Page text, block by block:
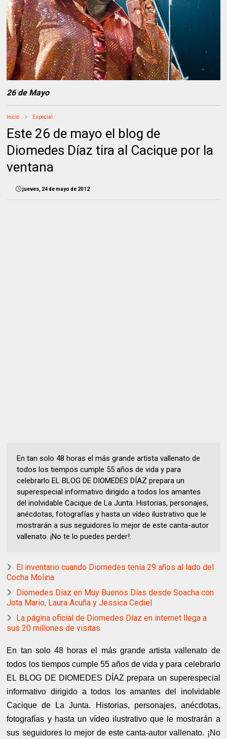
26 de Mayo
Inicio Especial
Este 26 de mayo el blog de
Diomedes Díaz tira al Cacique por la
ventana
jueves, 24 de mayo de 2012
En tan solo 48 horas el más grande artista vallenato de
todos los tiempos cumple 55 años de vida y para
celebrarlo EL BLOG DE DIOMEDES DÍAZ prepara un
superespecial informativo dirigido a todos los amantes
del inolvidable Cacique de La Junta. Historias, personajes,
anécdotas, fotografías y hasta un vídeo ilustrativo que le
mostrarán a sus seguidores lo mejor de este canta-autor
vallenato. ¡No te lo puedes perder!:
El inventario cuando Diomedes tenía 29 años al lado del
Cocha Molina
Diomedes Díaz en Muy Buenos Días desde Soacha con
Jota Mario, Laura Acuña y Jessica Cediel
La página oficial de Diomedes Díaz en internet llega a
sus 20 millones de visitas
En tan solo 48 horas el más grande artista vallenato de
todos los tiempos cumple 55 años de vida y para celebrarlo
EL BLOG DE DIOMEDES DÍAZ prepara un superespecial
informativo dirigido a todos los amantes del inolvidable
Cacique de La Junta. Historias, personajes, anécdotas,
fotografías y hasta un vídeo ilustrativo que le mostrarán a
sus seguidores lo mejor de este canta-autor vallenato. ¡No